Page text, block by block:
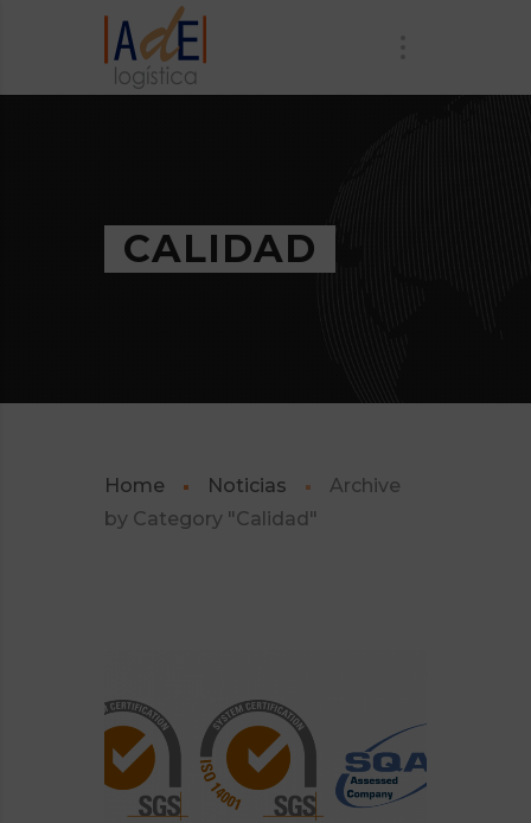
CALIDAD
Home Noticias
Archive
by Category "Calidad"